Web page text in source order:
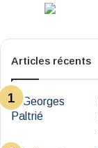
Articles récents